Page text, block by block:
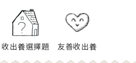
收出養選擇題 友善收出養